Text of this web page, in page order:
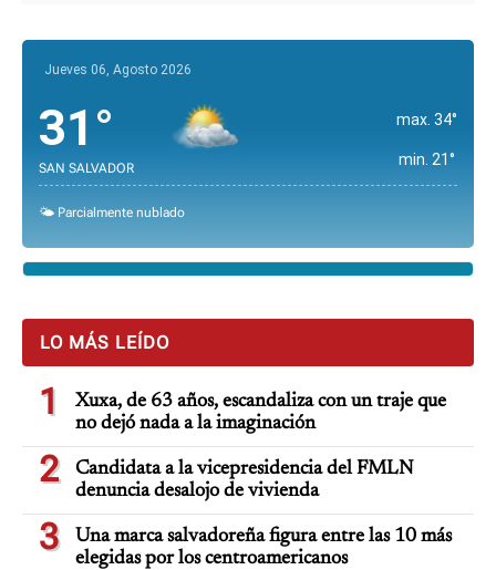
Jueves 06, Agosto 2026
31°
SAN SALVADOR
max. 34°
min. 21°
🌤️ Parcialmente nublado
LO MÁS LEÍDO
1
Xuxa, de 63 años, escandaliza con un traje que
no dejó nada a la imaginación
2
Candidata a la vicepresidencia del FMLN
denuncia desalojo de vivienda
3
Una marca salvadoreña figura entre las 10 más
elegidas por los centroamericanos